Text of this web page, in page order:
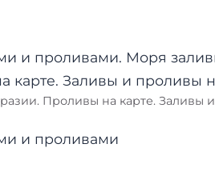
Проливы на карте. Заливы